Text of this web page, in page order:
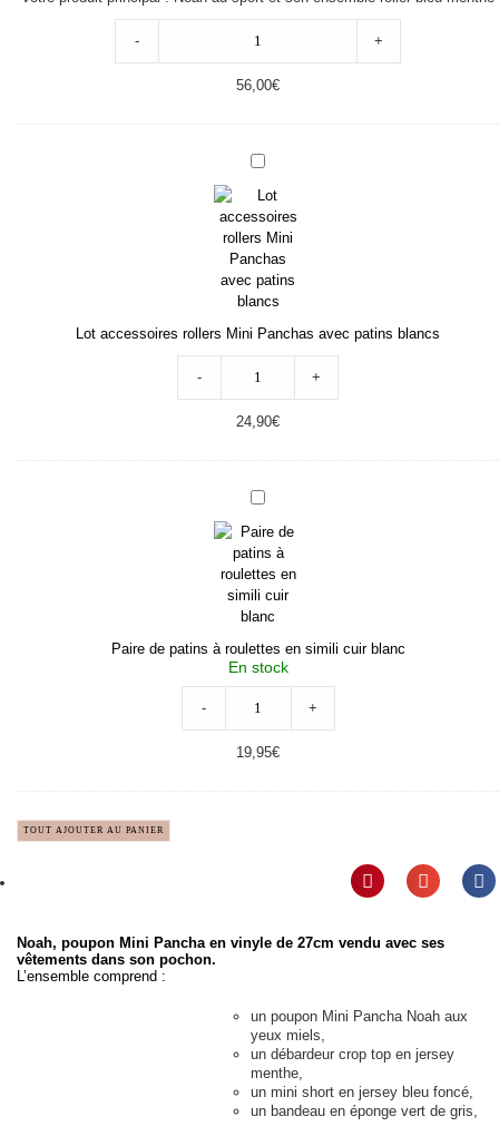
- +
56,00€
Lot
rollers
Mini
Panchas
avec
patins
blancs
Lot accessoires rollers Mini Panchas avec patins blancs
- +
24,90€
Paire
patins
à
roulettes
en
simili
cuir
blanc
Paire de patins à roulettes en simili cuir blanc
En stock
- +
19,95€
TOUT AJOUTER AU PANIER
Noah, poupon Mini Pancha en vinyle de 27cm vendu avec ses
vêtements dans son pochon.
L’ensemble comprend :
un poupon Mini Pancha Noah aux
yeux miels,
un débardeur crop top en jersey
menthe,
un mini short en jersey bleu foncé,
un bandeau en éponge vert de gris,